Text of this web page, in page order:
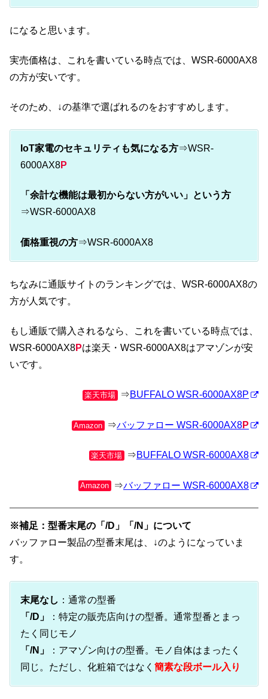
になると思います。
実売価格は、これを書いている時点では、WSR-6000AX8
の方が安いです。
そのため、↓の基準で選ばれるのをおすすめします。
IoT家電のセキュリティも気になる方⇒WSR-
6000AX8P
「余計な機能は最初からない方がいい」という方
⇒WSR-6000AX8
価格重視の方⇒WSR-6000AX8
ちなみに通販サイトのランキングでは、WSR-6000AX8の
方が人気です。
もし通販で購入されるなら、これを書いている時点では、
WSR-6000AX8Pは楽天・WSR-6000AX8はアマゾンが安
いです。
楽天市場 ⇒BUFFALO WSR-6000AX8P
Amazon ⇒バッファロー WSR-6000AX8P
楽天市場 ⇒BUFFALO WSR-6000AX8
Amazon ⇒バッファロー WSR-6000AX8
※補足：型番末尾の「/D」「/N」について
バッファロー製品の型番末尾は、↓のようになっていま
す。
末尾なし ：通常の型番
「/D」
：特定の販売店向けの型番。通常型番とまっ
たく同じモノ
「/N」
：アマゾン向けの型番。モノ自体はまったく
同じ。ただし、化粧箱ではなく 簡素な段ボール入り